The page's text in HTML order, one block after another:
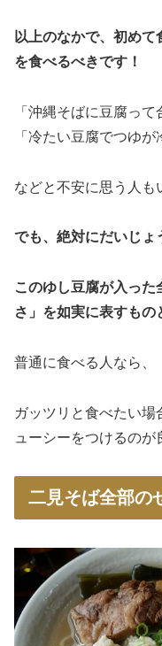
以上のなかで、初めて
を食べるべきです！
「沖縄そばに豆腐って
「冷たい豆腐でつゆが
などと不安に思う人も
でも、絶対にだいじょ
このゆし豆腐が入っ
さ」を如実に表すもの
普通に食べる人なら、
ガッツリと食べたい
ューシーをつけるのが
二見そば全部の